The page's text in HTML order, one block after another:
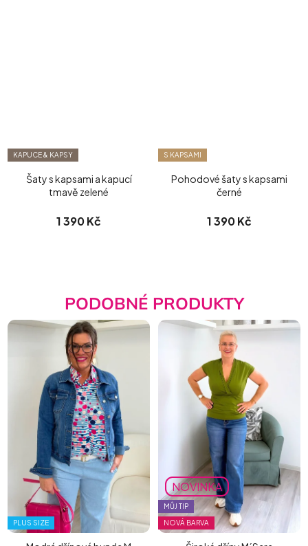
KAPUCE & KAPSY
Šaty s kapsami a kapucí
tmavě zelené
1 390 Kč
S KAPSAMI
Pohodové šaty s kapsami
černé
1 390 Kč
PODOBNÉ PRODUKTY
PLUS SIZE
NOVINKA
MŮJ TIP
NOVÁ BARVA